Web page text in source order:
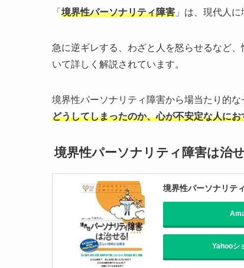
「 境界性パーソナリティ障害 」は、現代人
急に逆ギレする、わざと人を怒らせるなど
いて詳しく解説されています。
境界性パーソナリティ障害から場当たり的
どうしてしまったのか、心が不安定な人にお
境界性パーソナリティ障害は治
境界性パーソナリテ
Yahooシ